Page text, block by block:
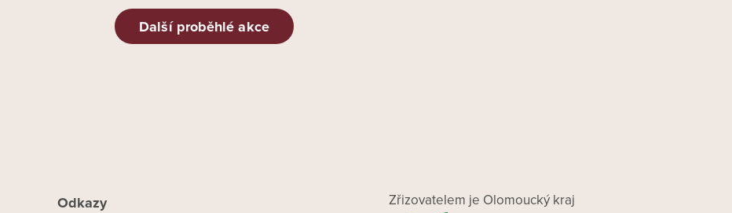
Další proběhlé akce
Odkazy Zřizovatelem je Olomoucký kraj